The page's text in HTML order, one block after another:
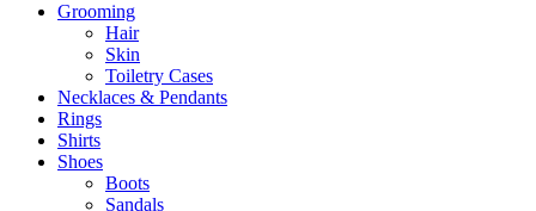
Grooming
Hair
Skin
Toiletry Cases
Necklaces & Pendants
Rings
Shirts
Shoes
Boots
Sandals